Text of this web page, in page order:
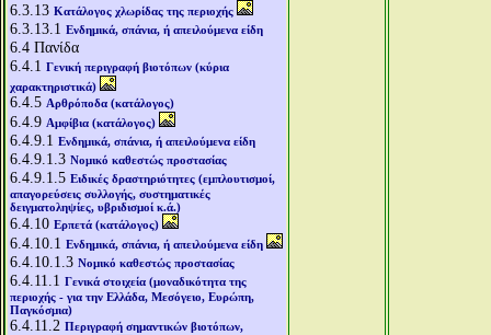
6.3.13 Κατάλογος χλωρίδας της περιοχής
6.3.13.1 Ενδημικά, σπάνια, ή απειλούμενα είδη
6.4 Πανίδα
6.4.1 Γενική περιγραφή βιοτόπων (κύρια
χαρακτηριστικά)
6.4.5 Αρθρόποδα (κατάλογος)
6.4.9 Αμφίβια (κατάλογος)
6.4.9.1 Ενδημικά, σπάνια, ή απειλούμενα είδη
6.4.9.1.3 Νομικό καθεστώς προστασίας
6.4.9.1.5 Ειδικές δραστηριότητες (εμπλουτισμοί,
απαγορεύσεις συλλογής, συστηματικές
δειγματοληψίες, υβριδισμοί κ.ά.)
6.4.10 Ερπετά (κατάλογος)
6.4.10.1 Ενδημικά, σπάνια, ή απειλούμενα είδη
6.4.10.1.3 Νομικό καθεστώς προστασίας
6.4.11.1 Γενικά στοιχεία (μοναδικότητα της
περιοχής - για την Ελλάδα, Μεσόγειο, Ευρώπη,
Παγκόσμια)
6.4.11.2 Περιγραφή σημαντικών βιοτόπων,